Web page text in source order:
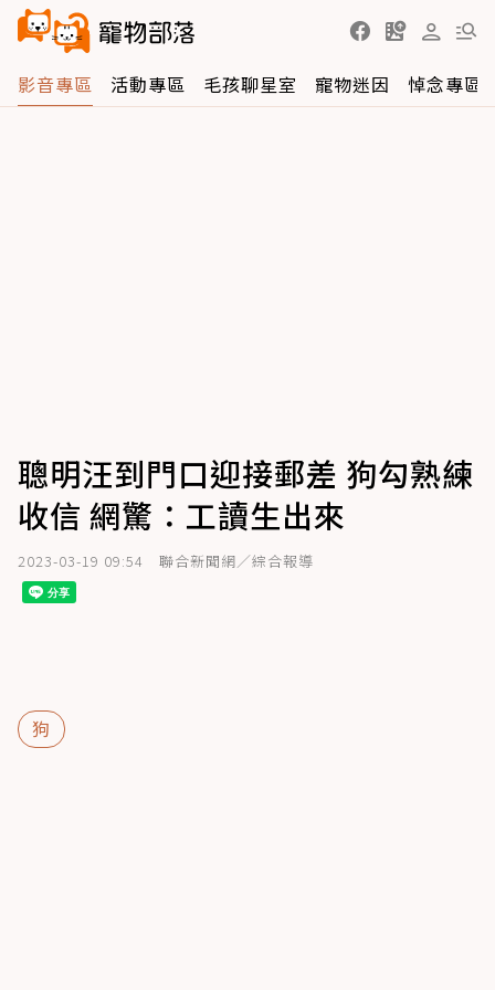
影音專區 活動專區 毛孩聊星室 寵物迷因 悼念專區
聰明汪到門口迎接郵差 狗勾熟練
收信 網驚：工讀生出來
2023-03-19 09:54 聯合新聞網／綜合報導
狗